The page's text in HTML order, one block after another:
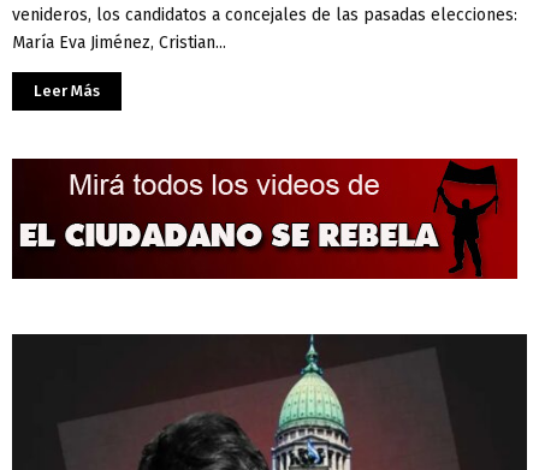
venideros, los candidatos a concejales de las pasadas elecciones:
María Eva Jiménez, Cristian...
Leer Más